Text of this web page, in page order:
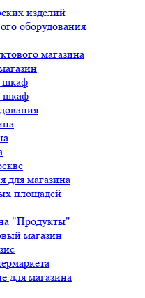
изделий
оборудования
магазина
шкаф
шкаф
для магазина
площадей
"Продукты"
магазин
для магазина